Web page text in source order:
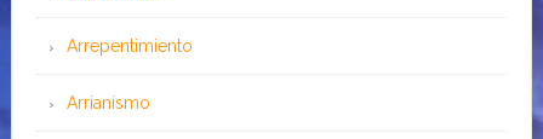
Arrepentimiento
Arrianismo